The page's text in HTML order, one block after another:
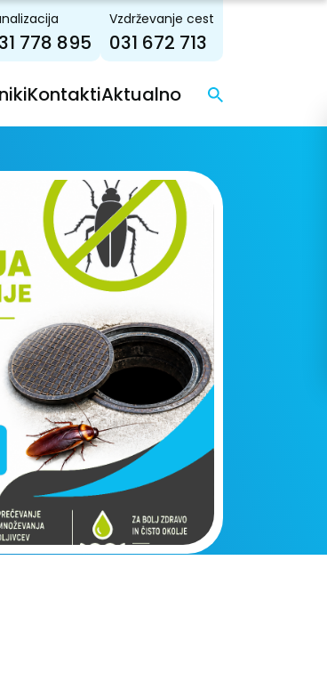
778 895
Vzdrževanje cest
031 672 713
KontaktiAktualno